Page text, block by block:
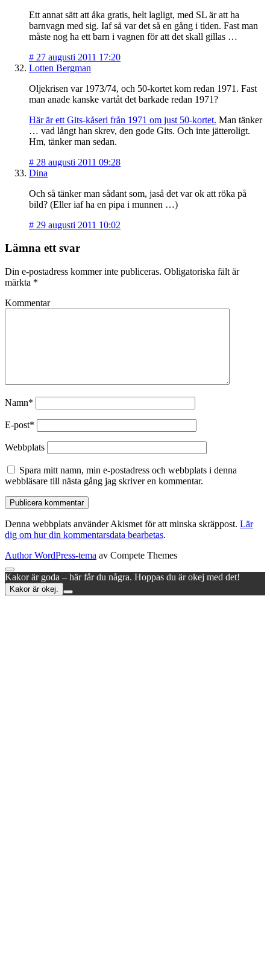
Ett annat sätt att åka gratis, helt lagligt, med SL är att ha
barnvagn med sig. Iaf så var det så en gång i tiden. Fast man
måste nog ha ett barn i vagnen för att det skall gillas …
# 27 augusti 2011 17:20
Lotten Bergman
Oljekrisen var 1973/74, och 50-kortet kom redan 1971. Fast
man anade kanske vartåt det barkade redan 1971?
Här är ett Gits-kåseri från 1971 om just 50-kortet. Man tänker
… vad långt han skrev, den gode Gits. Och inte jätteroligt.
Hm, tänker man sedan.
# 28 augusti 2011 09:28
Dina
Och så tänker man sådant som, jaså det var ok att röka på
bild? (Eller iaf ha en pipa i munnen …)
# 29 augusti 2011 10:02
Lämna ett svar
Din e-postadress kommer inte publiceras. Obligatoriska fält är
märkta *
Kommentar
Namn*
E-post*
Webbplats
Spara mitt namn, min e-postadress och webbplats i denna
webbläsare till nästa gång jag skriver en kommentar.
Denna webbplats använder Akismet för att minska skräppost. Lär
dig om hur din kommentarsdata bearbetas.
Author WordPress-tema av Compete Themes
Rulla
till
toppen
Kakor är goda – här får du några. Hoppas du är okej med det!
Kakor är okej.